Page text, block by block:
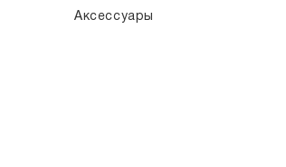
Аксессуары